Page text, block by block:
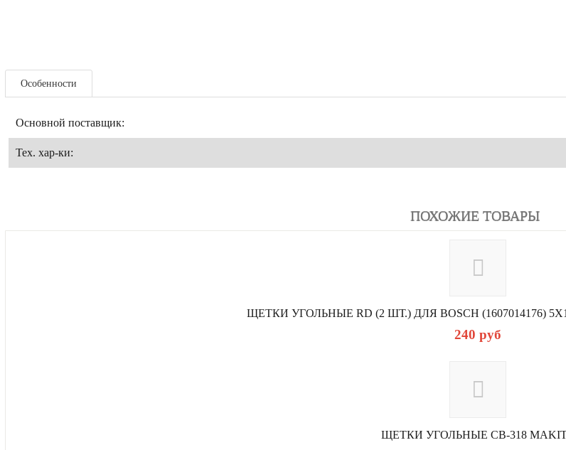
Особенности
Основной поставщик:
Тех. хар-ки:
ПОХОЖИЕ ТОВАРЫ
ЩЕТКИ УГОЛЬНЫЕ RD (2 ШТ.) ДЛЯ BOSCH (1607014176)
240 руб
ЩЕТКИ УГОЛЬНЫЕ СВ-318